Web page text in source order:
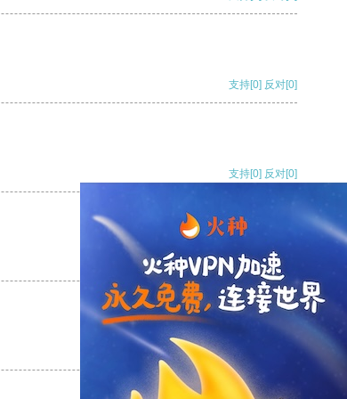
支持[0] 反对[0]
支持[0] 反对[0]
支持[0] 反对
支持